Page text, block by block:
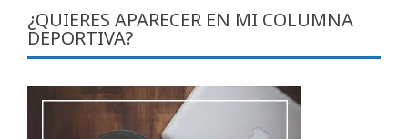
¿QUIERES APARECER EN MI COLUMNA
DEPORTIVA?